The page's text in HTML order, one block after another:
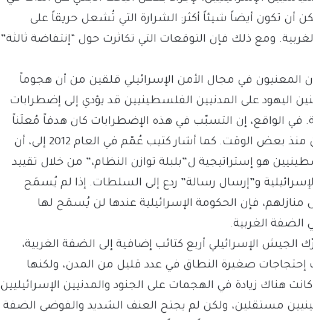
أن تكون أيضاً شيئاً أكثر: الشرارة التي تُشعل حريقاً على
ومع ذلك فإن التوقعات التي تكاثرت حول “إنتفاضة ثالثة”
المعنيون في مجال الأمن الإسرائيلي قلقين من أن هجوماً
اليهود على المدنيين الفلسطينيين قد يؤدي إلى إضطرابات
في الواقع، إن التسبّب في هذه الإضطرابات كان هدفاً مُعلَناً
للمتطرفين المستوطنين منذ بعض الوقت. كما أشار كتيب عُمّم في العام 2012 إلى، أن
هو إستراتيجية ل”بلبلة توازن النظام،” من خلال تقييد
و”إرسال رسالة” ردع إلى السلطات. إذا لم يُسمَح
فإن الحكومة الإسرائيلية عندها لن يُسمَح لها
الضفة الغربية.
الإسرائيلي أربع كتائب إضافية إلى الضفة الغربية،
إحتجاجات صغيرة النطاق في عدد قليل من المدن، ولكنها
هناك زيادة في الهجمات على الجنود والمدنيين الإسرائيليين
مستقلين، ولكن لم يجتح العنف الشديد والفوضى الضفة